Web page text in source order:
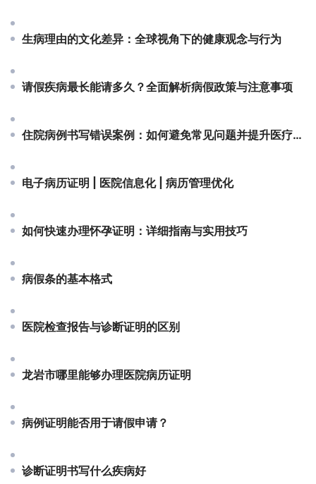
生病理由的文化差异：全球视角下的健康观念与行为
请假疾病最长能请多久？全面解析病假政策与注意事项
住院病例书写错误案例：如何避免常见问题并提升医疗质量
电子病历证明 | 医院信息化 | 病历管理优化
如何快速办理怀孕证明：详细指南与实用技巧
病假条的基本格式
医院检查报告与诊断证明的区别
龙岩市哪里能够办理医院病历证明
病例证明能否用于请假申请？
诊断证明书写什么疾病好